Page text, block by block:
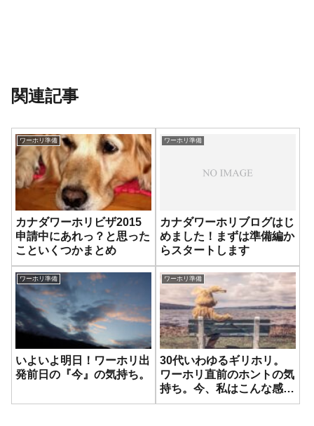
関連記事
ワーホリ準備
カナダワーホリビザ2015
申請中にあれっ？と思った
こといくつかまとめ
ワーホリ準備
カナダワーホリブログはじ
めました！まずは準備編か
らスタートします
ワーホリ準備
いよいよ明日！ワーホリ出
発前日の『今』の気持ち。
ワーホリ準備
30代いわゆるギリホリ。
ワーホリ直前のホントの気
持ち。今、私はこんな感
じ。